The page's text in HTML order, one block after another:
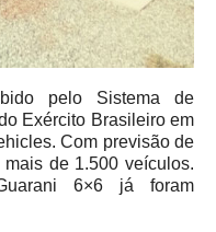
pelo Sistema de
Exército Brasileiro em
Com previsão de
de 1.500 veículos.
6×6 já foram